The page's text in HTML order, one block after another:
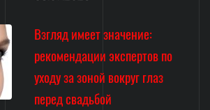
Взгляд имеет значение:
рекомендации экспертов по
уходу за зоной вокруг глаз
перед свадьбой